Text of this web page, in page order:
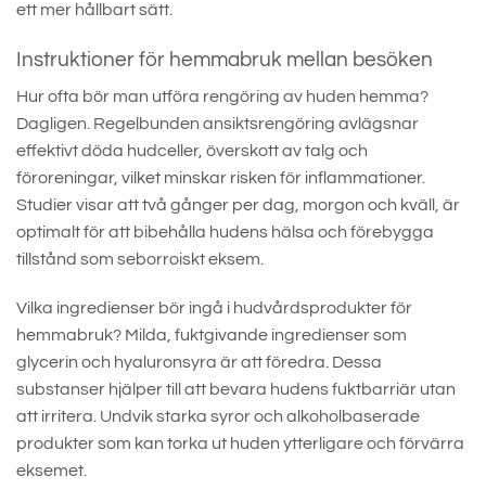
ett mer hållbart sätt.
Instruktioner för hemmabruk mellan besöken
Hur ofta bör man utföra rengöring av huden hemma?
Dagligen. Regelbunden ansiktsrengöring avlägsnar
effektivt döda hudceller, överskott av talg och
föroreningar, vilket minskar risken för inflammationer.
Studier visar att två gånger per dag, morgon och kväll, är
optimalt för att bibehålla hudens hälsa och förebygga
tillstånd som seborroiskt eksem.
Vilka ingredienser bör ingå i hudvårdsprodukter för
hemmabruk? Milda, fuktgivande ingredienser som
glycerin och hyaluronsyra är att föredra. Dessa
substanser hjälper till att bevara hudens fuktbarriär utan
att irritera. Undvik starka syror och alkoholbaserade
produkter som kan torka ut huden ytterligare och förvärra
eksemet.